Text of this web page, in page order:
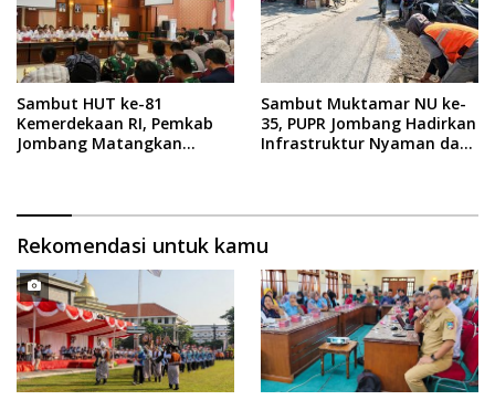
Sambut HUT ke-81
Kemerdekaan RI, Pemkab
Jombang Matangkan
Sambut Muktamar NU ke-
35, PUPR Jombang Hadirkan
Infrastruktur Nyaman dan
Rekomendasi untuk kamu